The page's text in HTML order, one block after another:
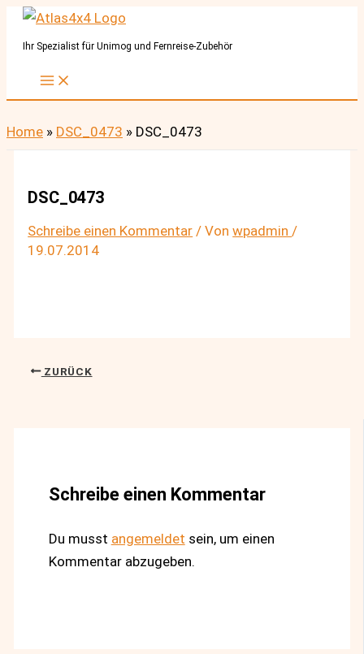
Zum
InhaltIhr Spezialist für Unimog und Fernreise-Zubehör
Home » DSC_0473 » DSC_0473
DSC_0473
Schreibe einen Kommentar / Vonwpadmin/
19.07.2014
ZURÜCK
Schreibe einen Kommentar
Du musst angemeldet sein, um einen
Kommentar abzugeben.